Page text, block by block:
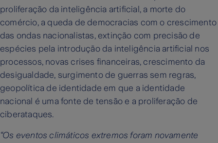
proliferação da inteligência artificial, a morte do
comércio, a queda de democracias com o crescimento
das ondas nacionalistas, extinção com precisão de
espécies pela introdução da inteligência artificial nos
processos, novas crises financeiras, crescimento da
desigualdade, surgimento de guerras sem regras,
geopolítica de identidade em que a identidade
nacional é uma fonte de tensão e a proliferação de
ciberataques.
“Os eventos climáticos extremos foram novamente